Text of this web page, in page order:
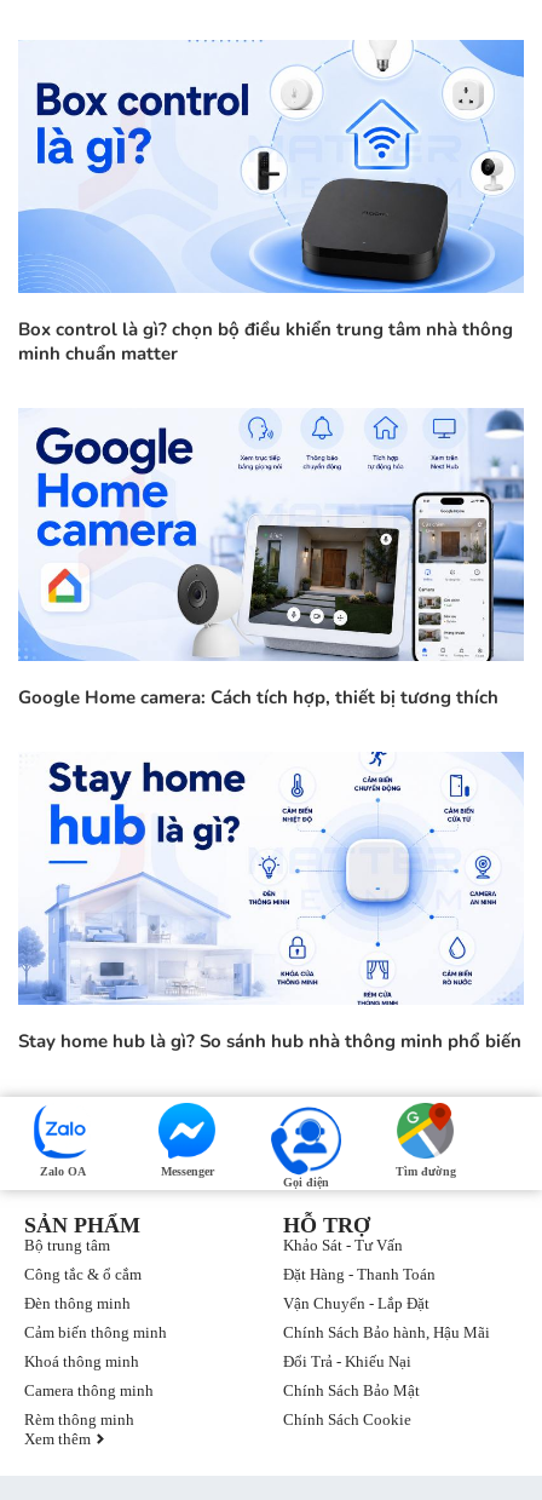
Box control là gì? chọn bộ điều khiển trung tâm nhà thông
minh chuẩn matter
Google Home camera: Cách tích hợp, thiết bị tương thích
Stay home hub là gì? So sánh hub nhà thông minh phổ biến
Zalo OA
Messenger
Gọi điện
Tìm đường
HỖ TRỢ
Khảo Sát - Tư Vấn
Đặt Hàng - Thanh Toán
Vận Chuyển - Lắp Đặt
Chính Sách Bảo hành, Hậu Mãi
Đổi Trả - Khiếu Nại
Chính Sách Bảo Mật
Chính Sách Cookie
SẢN PHẨM
Bộ trung tâm
Công tắc & ổ cắm
Đèn thông minh
Cảm biến thông minh
Khoá thông minh
Camera thông minh
Rèm thông minh
Xem thêm